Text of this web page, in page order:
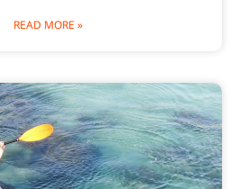
READ MORE »